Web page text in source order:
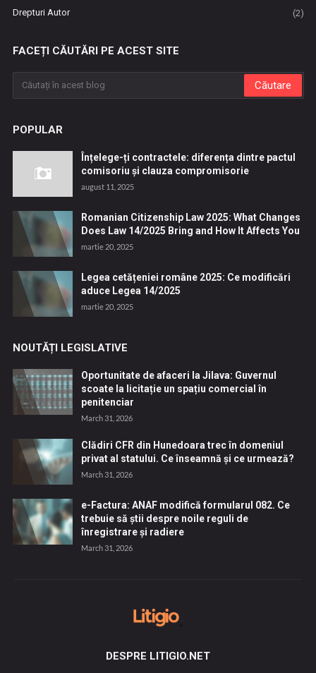
Drepturi Autor
(2)
FACEȚI CĂUTĂRI PE ACEST SITE
POPULAR
Înțelege-ți contractele: diferența dintre pactul
comisoriu și clauza compromisorie
august 11, 2025
Romanian Citizenship Law 2025: What Changes
Does Law 14/2025 Bring and How It Affects You
martie 20, 2025
Legea cetățeniei române 2025: Ce modificări
aduce Legea 14/2025
martie 20, 2025
NOUTĂȚI LEGISLATIVE
Oportunitate de afaceri la Jilava: Guvernul
scoate la licitație un spațiu comercial în
penitenciar
March 31, 2026
Clădiri CFR din Hunedoara trec în domeniul
privat al statului. Ce înseamnă și ce urmează?
March 31, 2026
e-Factura: ANAF modifică formularul 082. Ce
trebuie să știi despre noile reguli de
înregistrare și radiere
March 31, 2026
DESPRE LITIGIO.NET